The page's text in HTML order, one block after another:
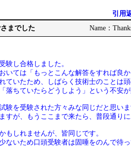
引用
までした Name：
験し合格しました。
いては「もっとこんな解答をすれば良
ていたため、しばらく技術士のことは頭
落ちていたらどうしよう」という不安が
験を受験された方々みな同じだと思いま
すが、もうここまで来たら、普段通り
もしれませんが、皆同じです。
ないため口頭受験者は固唾をのんで待